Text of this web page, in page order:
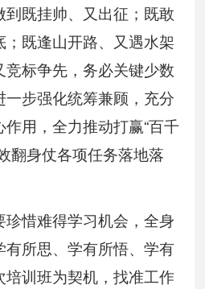
既挂帅、又出征；既敢
既逢山开路、又遇水架
标争先，务必关键少数
步强化统筹兼顾，充分
用，全力推动打赢“百千
翻身仗各项任务落地落
惜难得学习机会，全身
所思、学有所悟、学有
培训班为契机，找准工作